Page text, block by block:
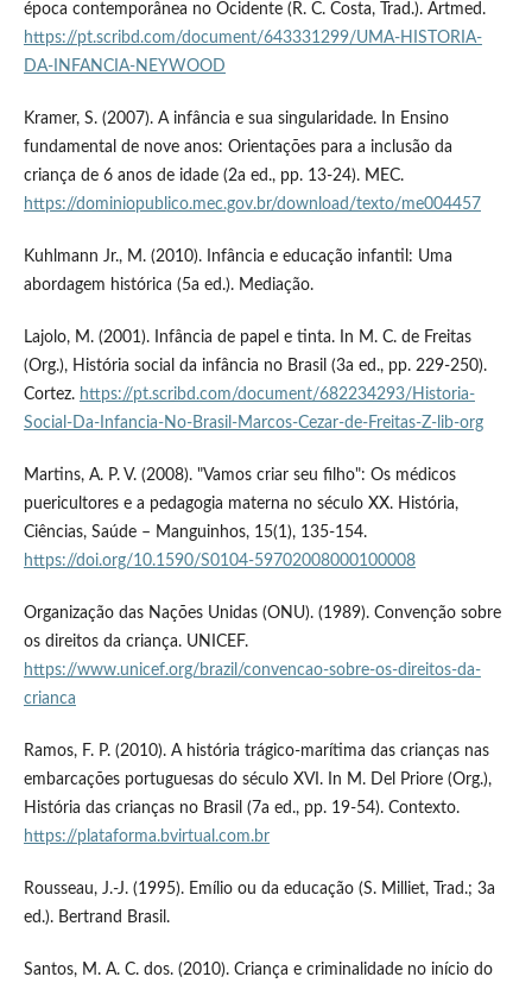
época contemporânea no Ocidente (R. C. Costa, Trad.). Artmed.
https://pt.scribd.com/document/643331299/UMA-HISTORIA-
DA-INFANCIA-NEYWOOD
Kramer, S. (2007). A infância e sua singularidade. In Ensino
fundamental de nove anos: Orientações para a inclusão da
criança de 6 anos de idade (2a ed., pp. 13-24). MEC.
https://dominiopublico.mec.gov.br/download/texto/me004457
Kuhlmann Jr., M. (2010). Infância e educação infantil: Uma
abordagem histórica (5a ed.). Mediação.
Lajolo, M. (2001). Infância de papel e tinta. In M. C. de Freitas
(Org.), História social da infância no Brasil (3a ed., pp. 229-250).
Cortez. https://pt.scribd.com/document/682234293/Historia-
Social-Da-Infancia-No-Brasil-Marcos-Cezar-de-Freitas-Z-lib-org
Martins, A. P. V. (2008). "Vamos criar seu filho": Os médicos
puericultores e a pedagogia materna no século XX. História,
Ciências, Saúde – Manguinhos, 15(1), 135-154.
https://doi.org/10.1590/S0104-59702008000100008
Organização das Nações Unidas (ONU). (1989). Convenção sobre
os direitos da criança. UNICEF.
https://www.unicef.org/brazil/convencao-sobre-os-direitos-da-
crianca
Ramos, F. P. (2010). A história trágico-marítima das crianças nas
embarcações portuguesas do século XVI. In M. Del Priore (Org.),
História das crianças no Brasil (7a ed., pp. 19-54). Contexto.
https://plataforma.bvirtual.com.br
Rousseau, J.-J. (1995). Emílio ou da educação (S. Milliet, Trad.; 3a
ed.). Bertrand Brasil.
Santos, M. A. C. dos. (2010). Criança e criminalidade no início do